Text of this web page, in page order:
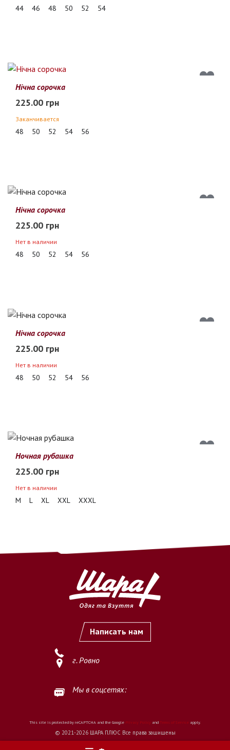
44 46 48 50 52 54
Нічна сорочка
225.00 грн
Заканчивается
48 50 52 54 56
Нічна сорочка
225.00 грн
Нет в наличии
48 50 52 54 56
Нічна сорочка
225.00 грн
Нет в наличии
48 50 52 54 56
Ночная рубашка
225.00 грн
Нет в наличии
M L XL XXL XXXL
Написать нам
г. Ровно
Мы в соцсетях:
This site is protected by reCAPTCHA and the Google Privacy Policy and Terms of Service apply.
© 2021-2026 ШАРА ПЛЮС Все права защищены